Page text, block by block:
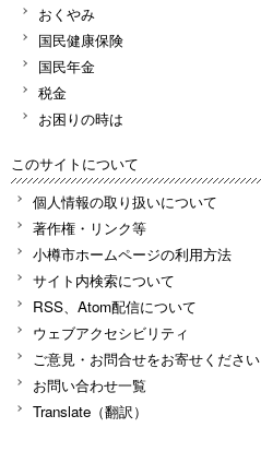
おくやみ
国民健康保険
国民年金
税金
お困りの時は
このサイトについて
個人情報の取り扱いについて
著作権・リンク等
小樽市ホームページの利用方法
サイト内検索について
RSS、Atom配信について
ウェブアクセシビリティ
ご意見・お問合せをお寄せください
お問い合わせ一覧
Translate（翻訳）